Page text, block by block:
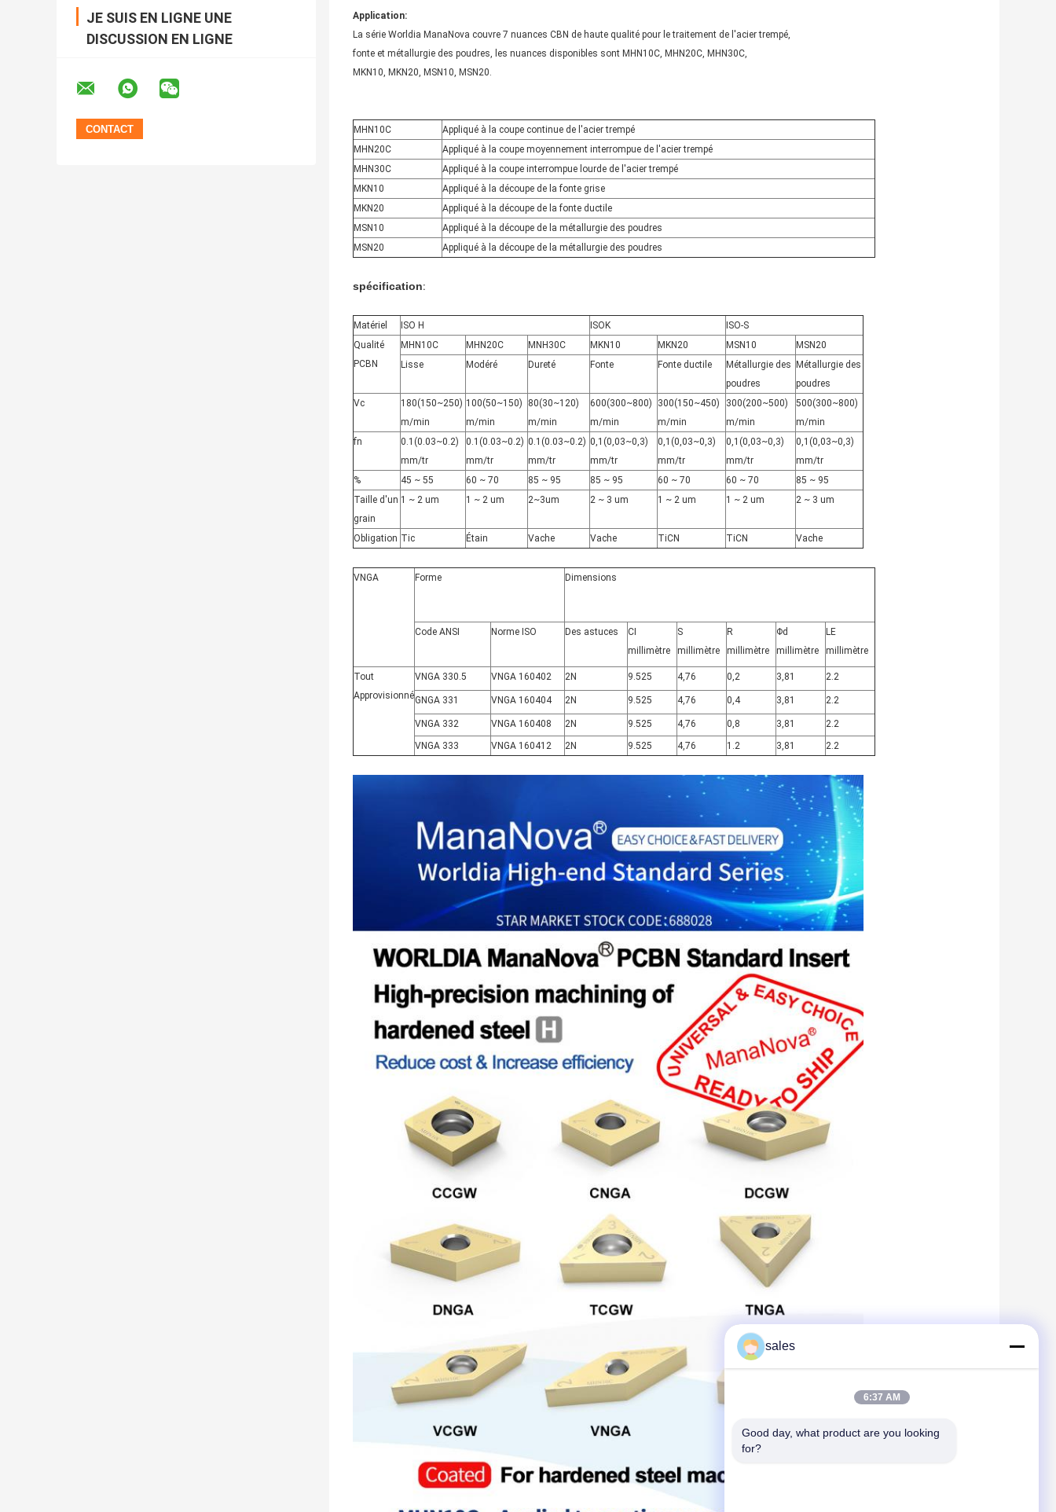
JE SUIS EN LIGNE UNE
DISCUSSION EN LIGNE
Application:
La série Worldia ManaNova couvre 7 nuances CBN de haute qualité pour le traitement de l'acier trempé,
fonte et métallurgie des poudres, les nuances disponibles sont MHN10C, MHN20C, MHN30C,
MKN10, MKN20, MSN10, MSN20.
MHN10C
Appliqué à la coupe continue de l'acier trempé
MHN20C
Appliqué à la coupe moyennement interrompue de l'acier trempé
MHN30C
Appliqué à la coupe interrompue lourde de l'acier trempé
MKN10
Appliqué à la découpe de la fonte grise
MKN20
Appliqué à la découpe de la fonte ductile
MSN10
Appliqué à la découpe de la métallurgie des poudres
MSN20
Appliqué à la découpe de la métallurgie des poudres
spécification:
Matériel ISO H ISOK
ISO-S
Qualité
PCBN
MHN10C MHN20C MNH30C MKN10 MKN20 MSN10
MSN20
Lisse
Modéré Dureté Fonte Fonte ductile
Métallurgie des
poudres
Métallurgie des
poudres
Vc
180(150~250)
m/min
100(50~150)
m/min
80(30~120)
m/min
600(300~800)
m/min
300(150~450)
m/min
300(200~500)
m/min
500(300~800)
m/min
fn
0.1(0.03~0.2)
mm/tr
0.1(0.03~0.2)
mm/tr
0.1(0.03~0.2)
mm/tr
0,1(0,03~0,3)
mm/tr
0,1(0,03~0,3)
mm/tr
0,1(0,03~0,3)
mm/tr
0,1(0,03~0,3)
mm/tr
%
45 ~ 55 60 ~ 70 85 ~ 95 85 ~ 95 60 ~ 70 60 ~ 70
85 ~ 95
Taille d'un
grain
1 ~ 2 um 1 ~ 2 um 2~3um 2 ~ 3 um 1 ~ 2 um 1 ~ 2 um 2 ~ 3 um
Obligation Tic Étain Vache Vache TiCN TiCN Vache
VNGA Forme Dimensions
Code ANSI Norme ISO Des astuces
CI
millimètre
S
millimètre
R
millimètre
Φd
millimètre
LE
millimètre
Tout
Approvisionné
VNGA 330.5 VNGA 160402 2N 9.525 4,76 0,2 3,81 2.2
GNGA 331 VNGA 160404 2N 9.525 4,76 0,4 3,81 2.2
VNGA 332 VNGA 160408 2N 9.525 4,76 0,8 3,81
2.2
VNGA 333
VNGA 160412 2N 9.525 4,76 1.2 3,81 2.2
sales
6:37 AM
Good day, what product are you looking
for?